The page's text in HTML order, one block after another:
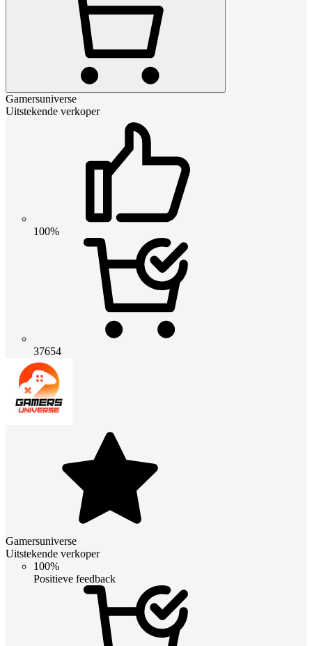
Gamersuniverse
Uitstekende verkoper
100%
37654
Gamersuniverse
Uitstekende verkoper
100%
Positieve feedback